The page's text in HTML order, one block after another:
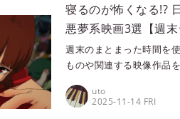
寝るのが怖くなる!?
悪夢系映画3選【週末
週末のまとまった時間を
ものや関連する映像作品
きる映画・ドラマ・アニ
すめをピックアップ！
uto
2025-11-14 FRI